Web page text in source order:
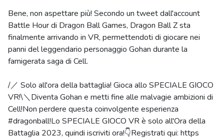
Bene, non aspettare più! Secondo un tweet dall'account
Battle Hour di Dragon Ball Games, Dragon Ball Z sta
finalmente arrivando in VR, permettendoti di giocare nei
panni del leggendario personaggio Gohan durante la
famigerata saga di Cell.
/／ Solo all'ora della battaglia! Gioca allo SPECIALE GIOCO
VR!\＼Diventa Gohan e metti fine alle malvagie ambizioni di
Cell!Non perdere questa coinvolgente esperienza
#dragonball!Lo SPECIALE GIOCO VR è solo all'Ora della
Battaglia 2023, quindi iscriviti ora!👇Registrati qui: https